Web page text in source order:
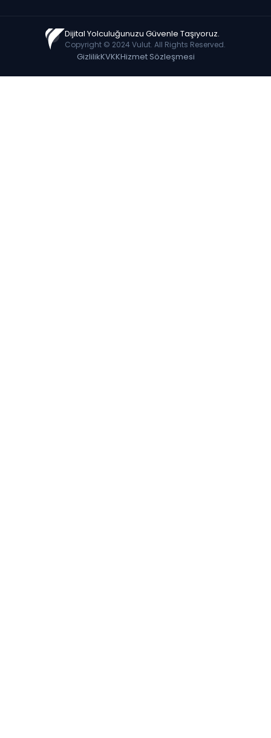
Dijital Yolculuğunuzu Güvenle Taşıyoruz.
Copyright © 2024 Vulut. All Rights Reserved.
GizlilikKVKKHizmet Sözleşmesi